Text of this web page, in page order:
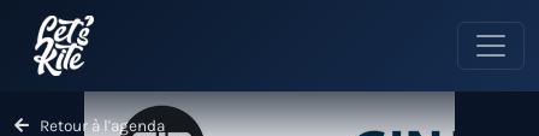
Retour à l'agenda